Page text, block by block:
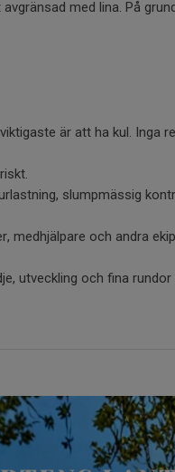
med lina. På
är att ha kul. Inga
slumpmässig
medhjälpare och andra
utveckling och fina